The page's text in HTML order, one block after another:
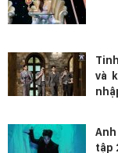
và
tập